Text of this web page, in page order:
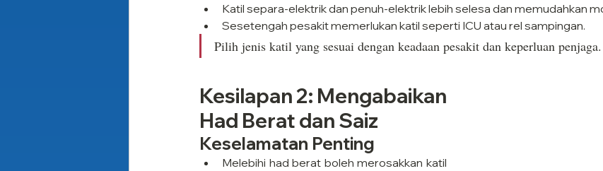
Katil separa-elektrik dan penuh-elektrik lebih selesa dan memudahkan
Sesetengah pesakit memerlukan katil seperti ICU atau rel sampingan.
Pilih jenis katil yang sesuai dengan keadaan pesakit dan keperluan penjaga.
Kesilapan 2: Mengabaikan
Had Berat dan Saiz
Keselamatan Penting
Melebihi had berat boleh merosakkan katil